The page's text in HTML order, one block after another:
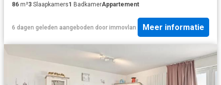
86 m²3 Slaapkamers1 BadkamerAppartement
6 dagen geleden aangeboden door immovlan Meer informatie